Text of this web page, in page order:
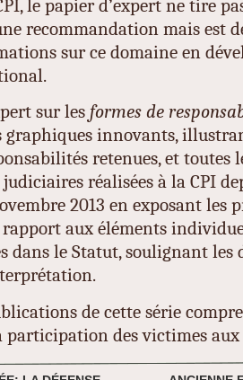
le papier d’expert ne tire
recommandation mais est
sur ce domaine en
sur les formes de
graphiques innovants,
retenues, et
réalisées à la CPI
2013 en exposant les
aux éléments
dans le Statut, soulignant les
de cette série
participation des victimes aux